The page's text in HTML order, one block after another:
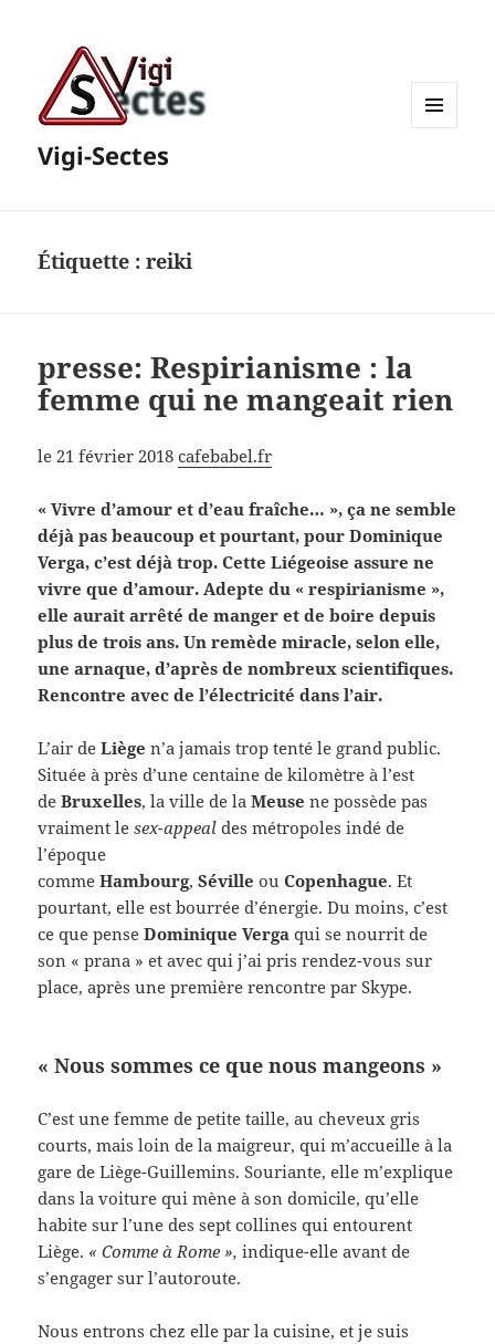
Vigi-Sectes
Étiquette :reiki
presse: Respirianisme : la
femme qui ne mangeait rien
le 21 février 2018cafebabel.fr
« Vivre d’amour et d’eau fraîche… », ça ne semble
déjà pas beaucoup et pourtant, pour Dominique
Verga, c’est déjà trop. Cette Liégeoise assure ne
vivre que d’amour. Adepte du « respirianisme »,
elle aurait arrêté de manger et de boire depuis
plus de trois ans. Un remède miracle, selon elle,
une arnaque, d’après de nombreux scientifiques.
Rencontre avec de l’électricité dans l’air.
L’air deLiège n’a jamais trop tenté le grand public.
Située à près d’une centaine de kilomètre à l’est
deBruxelles, la ville de laMeuse ne possède pas
vraiment lesex-appealdes métropoles indé de
l’époque
commeHambourg,Séville ouCopenhague. Et
pourtant, elle est bourrée d’énergie. Du moins, c’est
ce que pense Dominique Vergaqui se nourrit de
son « prana » et avec qui j’ai pris rendez-vous sur
place, après une première rencontre par Skype.
« Nous sommes ce que nous mangeons »
C’est une femme de petite taille, au cheveux gris
courts, mais loin de la maigreur, qui m’accueille à la
gare de Liège-Guillemins. Souriante, elle m’explique
dans la voiture qui mène à son domicile, qu’elle
habite sur l’une des sept collines qui entourent
Liège. « Comme à Rome », indique-elle avant de
s’engager sur l’autoroute.
Nous entrons chez elle par la cuisine, et je suis